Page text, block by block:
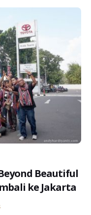
Beautiful
ke Jakarta